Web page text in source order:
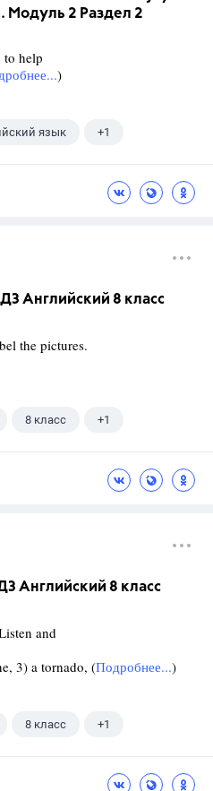
Модуль 2 Раздел 2
to help
)
язык +1
Английский 8 класс
the pictures.
8 класс +1
Английский 8 класс
and
3) a tornado, (Подробнее...)
8 класс +1